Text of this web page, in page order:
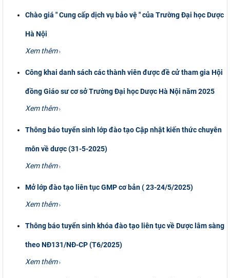
Chào giá " Cung cấp dịch vụ bảo vệ " của Trường Đại học Dược
Hà Nội
Xem thêm
Công khai danh sách các thành viên được đề cử tham gia Hội
đồng Giáo sư cơ sở Trường Đại học Dược Hà Nội năm 2025
Xem thêm
Thông báo tuyển sinh lớp đào tạo Cập nhật kiến thức chuyên
môn về dược (31-5-2025)
Xem thêm
Mở lớp đào tạo liên tục GMP cơ bản ( 23-24/5/2025)
Xem thêm
Thông báo tuyển sinh khóa đào tạo liên tục về Dược lâm sàng
theo NĐ131/NĐ-CP (T6/2025)
Xem thêm